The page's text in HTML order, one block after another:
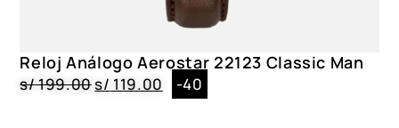
Reloj Análogo Aerostar 22123 Classic Man
s/199.00s/ 119.00 -40